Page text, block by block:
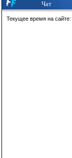
Чат
Текущее время на сайте: